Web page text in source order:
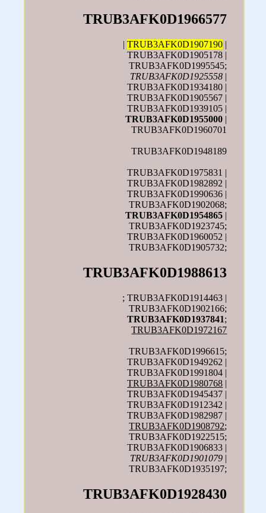
TRUB3AFK0D1966577
|TRUB3AFK0D1907190 |
TRUB3AFK0D1905178 |
TRUB3AFK0D1995545;
TRUB3AFK0D1925558 |
TRUB3AFK0D1934180 |
TRUB3AFK0D1905567 |
TRUB3AFK0D1939105 |
TRUB3AFK0D1955000 |
TRUB3AFK0D1960701
TRUB3AFK0D1948189
TRUB3AFK0D1975831 |
TRUB3AFK0D1982892 |
TRUB3AFK0D1990636 |
TRUB3AFK0D1902068;
TRUB3AFK0D1954865 |
TRUB3AFK0D1923745;
TRUB3AFK0D1960052 |
TRUB3AFK0D1905732;
TRUB3AFK0D1988613
; TRUB3AFK0D1914463 |
TRUB3AFK0D1902166;
TRUB3AFK0D1937841;
TRUB3AFK0D1972167
TRUB3AFK0D1996615;
TRUB3AFK0D1949262 |
TRUB3AFK0D1991804 |
TRUB3AFK0D1980768 |
TRUB3AFK0D1945437 |
TRUB3AFK0D1912342 |
TRUB3AFK0D1982987 |
TRUB3AFK0D1908792;
TRUB3AFK0D1922515;
TRUB3AFK0D1906833 |
TRUB3AFK0D1901079 |
TRUB3AFK0D1935197;
TRUB3AFK0D1928430